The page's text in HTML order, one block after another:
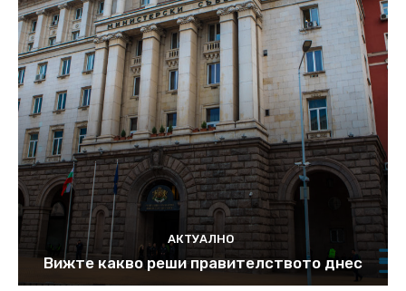
АКТУАЛНО
Вижте какво реши правителството днес